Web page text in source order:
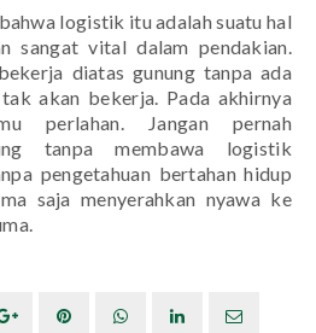
logistik itu adalah suatu hal
sangat vital dalam pendakian.
diatas gunung tanpa ada
akan bekerja. Pada akhirnya
perlahan. Jangan pernah
tanpa membawa logistik
pengetahuan bertahan hidup
saja menyerahkan nyawa ke